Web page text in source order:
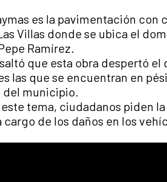
es la pavimentación
Villas donde se ubica el
Ramírez.
que esta obra despertó
las que se encuentran en
del municipio.
este tema, ciudadanos piden
de los daños en los